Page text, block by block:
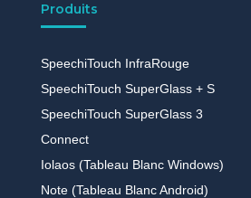
Produits
SpeechiTouch InfraRouge
SpeechiTouch SuperGlass + S
SpeechiTouch SuperGlass 3
Connect
Iolaos (Tableau Blanc Windows)
Note (Tableau Blanc Android)